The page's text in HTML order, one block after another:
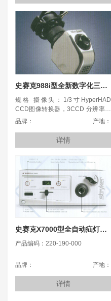
图像自动存储功能，便于诊断；
史赛克988i型全新数字化三晶片摄像机
规格 摄像头：1/3寸HyperHAD
CCD图像转换器，3CCD 分辨率：
水平高于950线 信噪比：72分贝 最
1/60至1/50,000秒 其他功能：四种
数字信号输出，除雾装置，摄像头
可浸泡或气体消毒
品牌： 产地：
详情
史赛克X7000型全自动疝灯冷光源
产品编码：220-190-000
品牌： 产地：
详情